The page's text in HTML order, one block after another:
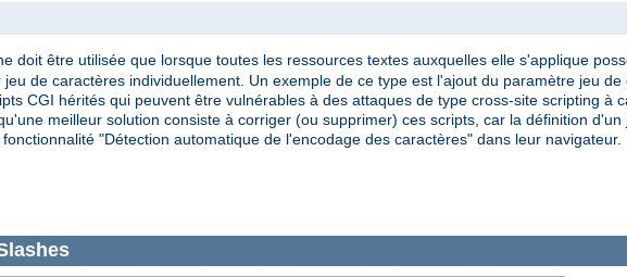
doit être utilisée que lorsque toutes les ressources textes auxquelles elle s'applique
de caractères individuellement. Un exemple de ce type est l'ajout du paramètre jeu
CGI hérités qui peuvent être vulnérables à des attaques de type cross-site scripting à
meilleur solution consiste à corriger (ou supprimer) ces scripts, car la définition
"Détection automatique de l'encodage des caractères" dans leur navigateur.